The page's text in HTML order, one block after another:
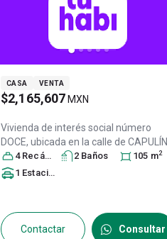
CASA VENTA
$2,165,607 MXN
Vivienda de interés social número
DOCE, ubicada en la calle de CAPULÍN
número once, EDIFICIO 3 (TRES, Col.
Los Héroes Tecámac II,
4 Recámara s 2 Baños 105 m2
1 Estacionamiento
Contactar Consultar